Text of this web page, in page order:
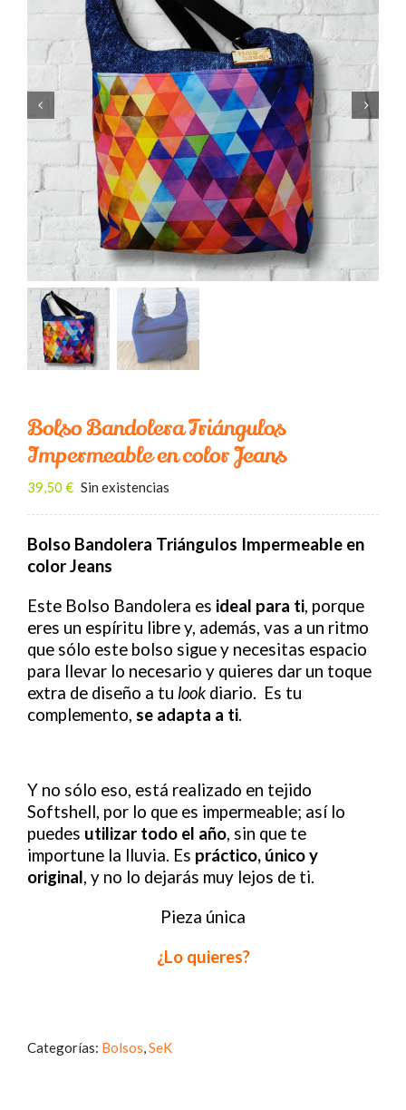
Bolsos mochila
Riñoneras
Carteras
Fundas de libro
Accesorios
Sobre Hala Bazan
Contacto
BUSCAR:
Bolso Bandolera Triángulos
Impermeable en color Jeans
39,50 € Sin existencias
Bolso Bandolera Triángulos Impermeable en
color Jeans
Este Bolso Bandolera es ideal para ti, porque
eres un espíritu libre y, además, vas a un ritmo
que sólo este bolso sigue y necesitas espacio
para llevar lo necesario y quieres dar un toque
extra de diseño a tu look diario. Es tu
complemento, se adapta a ti.
Y no sólo eso, está realizado en tejido
Softshell, por lo que es impermeable; así lo
puedes utilizar todo el año, sin que te
importune la lluvia. Es práctico, único y
original, y no lo dejarás muy lejos de ti.
Pieza única
¿Lo quieres?
Categorías: Bolsos,SeK